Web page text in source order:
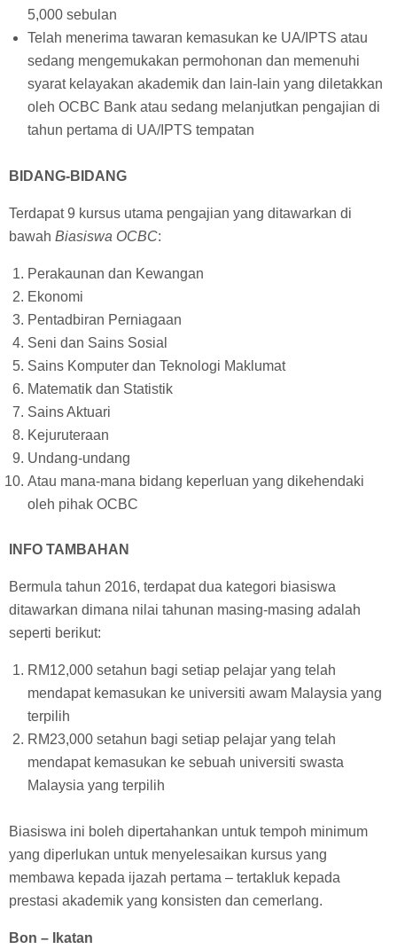
5,000 sebulan
Telah menerima tawaran kemasukan ke UA/IPTS atau
sedang mengemukakan permohonan dan memenuhi
syarat kelayakan akademik dan lain-lain yang diletakkan
oleh OCBC Bank atau sedang melanjutkan pengajian di
tahun pertama di UA/IPTS tempatan
BIDANG-BIDANG
Terdapat 9 kursus utama pengajian yang ditawarkan di
bawah Biasiswa OCBC:
Perakaunan dan Kewangan
Ekonomi
Pentadbiran Perniagaan
Seni dan Sains Sosial
Sains Komputer dan Teknologi Maklumat
Matematik dan Statistik
Sains Aktuari
Kejuruteraan
Undang-undang
Atau mana-mana bidang keperluan yang dikehendaki
oleh pihak OCBC
INFO TAMBAHAN
Bermula tahun 2016, terdapat dua kategori biasiswa
ditawarkan dimana nilai tahunan masing-masing adalah
seperti berikut:
RM12,000 setahun bagi setiap pelajar yang telah
mendapat kemasukan ke universiti awam Malaysia yang
terpilih
RM23,000 setahun bagi setiap pelajar yang telah
mendapat kemasukan ke sebuah universiti swasta
Malaysia yang terpilih
Biasiswa ini boleh dipertahankan untuk tempoh minimum
yang diperlukan untuk menyelesaikan kursus yang
membawa kepada ijazah pertama – tertakluk kepada
prestasi akademik yang konsisten dan cemerlang.
Bon – Ikatan